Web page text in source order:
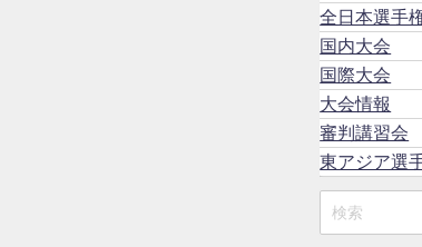
全日本選手
国内大会
国際大会
大会情報
審判講習会
東アジア選